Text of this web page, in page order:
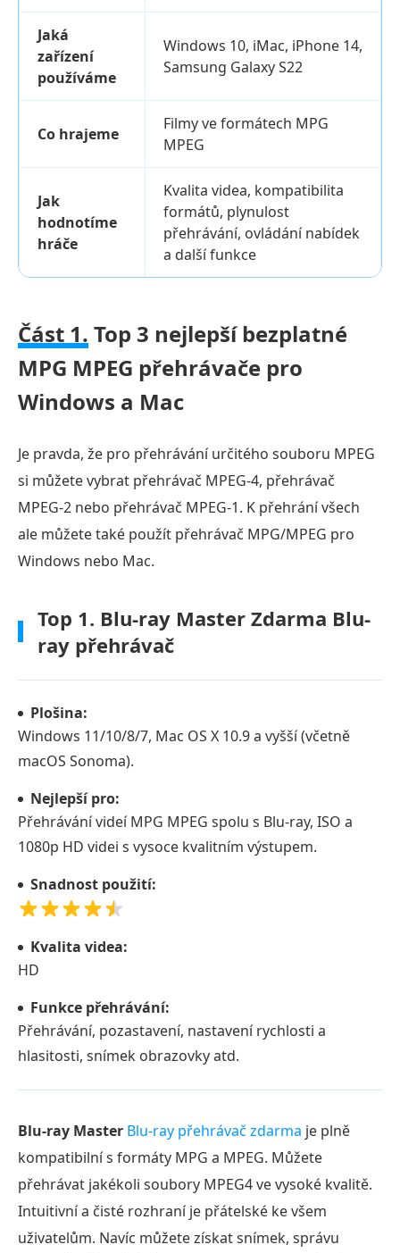
Jaká
zařízení
používáme
Windows 10, iMac, iPhone 14,
Samsung Galaxy S22
Co hrajeme
Filmy ve formátech MPG
MPEG
Jak
hodnotíme
hráče
Kvalita videa, kompatibilita
formátů, plynulost
přehrávání, ovládání nabídek
a další funkce
Část 1. Top 3 nejlepší bezplatné
MPG MPEG přehrávače pro
Windows a Mac
Je pravda, že pro přehrávání určitého souboru MPEG
si můžete vybrat přehrávač MPEG-4, přehrávač
MPEG-2 nebo přehrávač MPEG-1. K přehrání všech
ale můžete také použít přehrávač MPG/MPEG pro
Windows nebo Mac.
Top 1. Blu-ray Master Zdarma Blu-
ray přehrávač
Plošina:
Windows 11/10/8/7, Mac OS X 10.9 a vyšší (včetně
macOS Sonoma).
Nejlepší pro:
Přehrávání videí MPG MPEG spolu s Blu-ray, ISO a
1080p HD videi s vysoce kvalitním výstupem.
Snadnost použití:
Kvalita videa:
HD
Funkce přehrávání:
Přehrávání, pozastavení, nastavení rychlosti a
hlasitosti, snímek obrazovky atd.
Blu-ray Master Blu-ray přehrávač zdarma je plně
kompatibilní s formáty MPG a MPEG. Můžete
přehrávat jakékoli soubory MPEG4 ve vysoké kvalitě.
Intuitivní a čisté rozhraní je přátelské ke všem
uživatelům. Navíc můžete získat snímek, správu